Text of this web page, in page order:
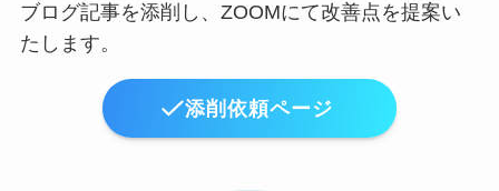
ブログ記事を添削し、ZOOMにて改善点を提案い
たします。
添削依頼ページ